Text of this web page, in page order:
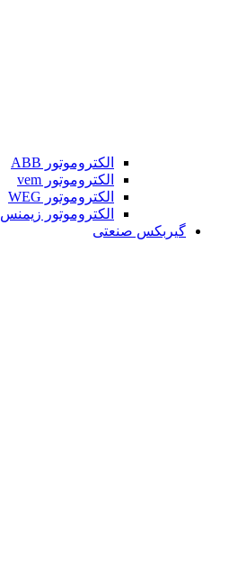
الکتروموتور ABB
الکتروموتور vem
الکتروموتور WEG
الکتروموتور زیمنس
گیربکس صنعتی